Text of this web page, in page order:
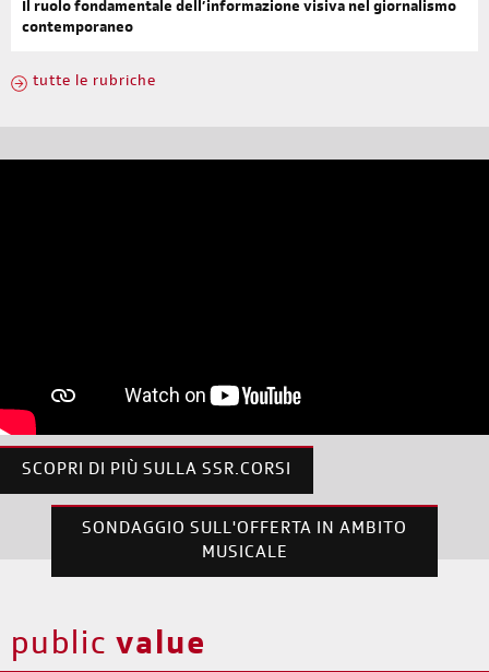
Il ruolo fondamentale dell’informazione visiva nel giornalismo
contemporaneo
tutte le rubriche
SCOPRI DI PIÙ SULLA SSR.CORSI
SONDAGGIO SULL'OFFERTA IN AMBITO
MUSICALE
public value